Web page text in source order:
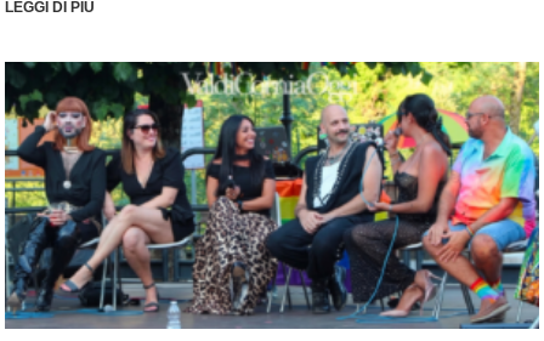
LEGGI DI PIÙ